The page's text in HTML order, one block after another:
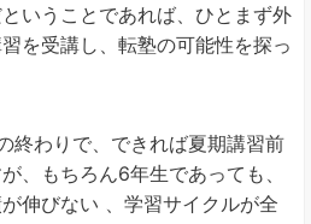
いうことであれば、ひとまず外
を受講し、転塾の可能性を探っ
終わりで、できれば夏期講習前
、もちろん6年生であっても、
伸びない 、学習サイクルが全